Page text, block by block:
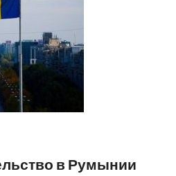
в Румынии